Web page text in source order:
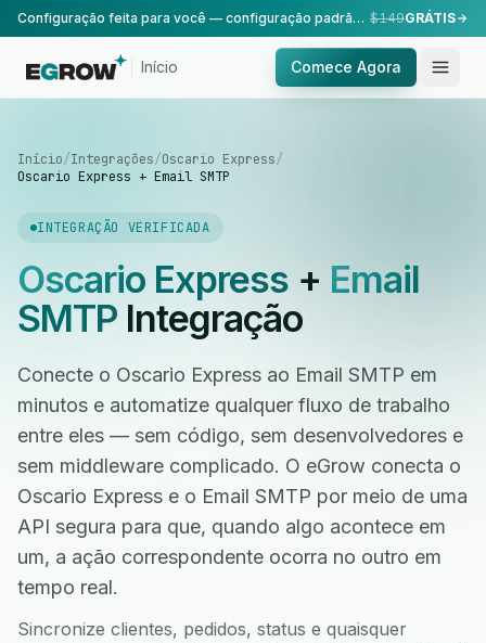
Configuração feita para você — configuração padrão, realizada pela nossa equipe. $149GRÁTIS
Início Comece Agora
Início/Integrações/Oscario Express/
Oscario Express + Email SMTP
INTEGRAÇÃO VERIFICADA
Oscario Express+ Email
SMTPIntegração
Conecte o Oscario Express ao Email SMTP em
minutos e automatize qualquer fluxo de trabalho
entre eles — sem código, sem desenvolvedores e
sem middleware complicado. O eGrow conecta o
Oscario Express e o Email SMTP por meio de uma
API segura para que, quando algo acontece em
um, a ação correspondente ocorra no outro em
tempo real.
Sincronize clientes, pedidos, status e quaisquer